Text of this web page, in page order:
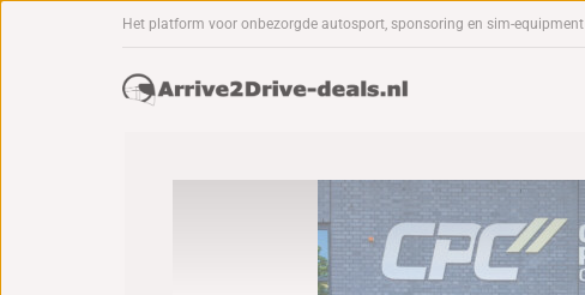
Het platform voor onbezorgde autosport, sponsoring en sim-equipment